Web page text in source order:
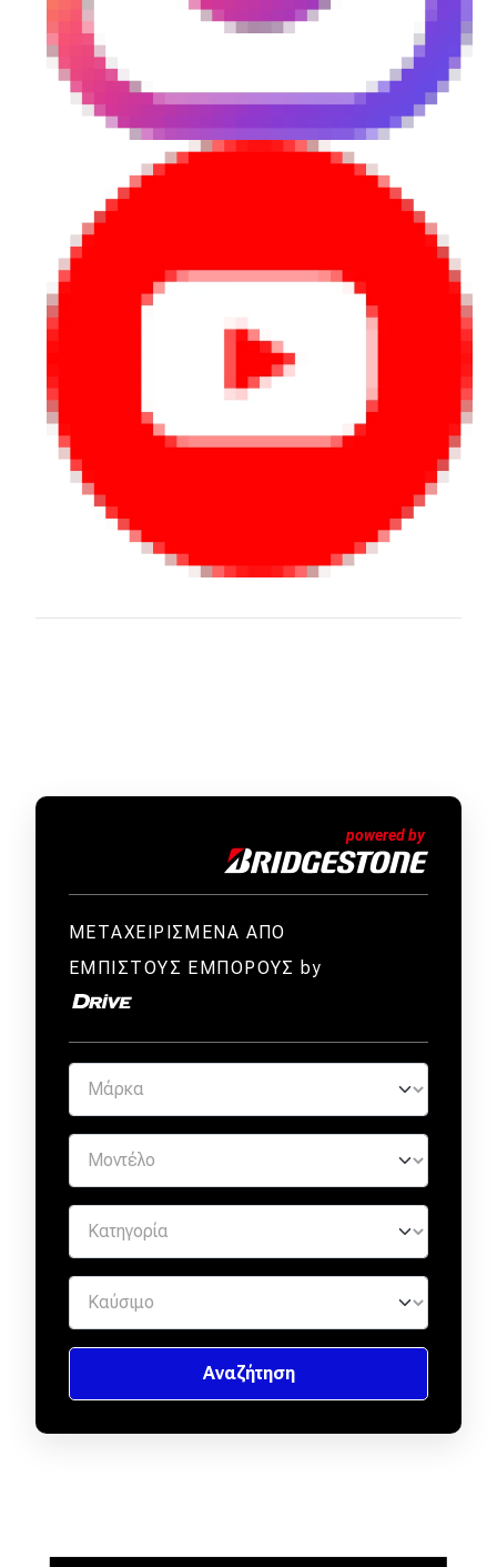
ΜΕΤΑΧΕΙΡΙΣΜΕΝΑ ΑΠΟ
ΕΜΠΙΣΤΟΥΣ ΕΜΠΟΡΟΥΣ by